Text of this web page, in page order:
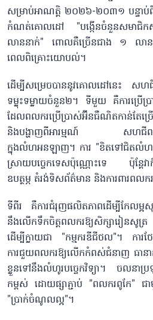
សម្រាប់អាណត្តិ ២០២៦-២០៣១ បន្ទា
កំណត់គោលដៅ "បង្កើនចំនួនសមា
លាននាក់" ពោលគឺច្រើនជាង ១ លានន
ពេលពិគ្រោះយោបល់។
ដើម្បីសម្រេចបាននូវគោលដៅនេះ
ទម្លុះទម្លាយចំនួន២។ ទីមួយ គឺការប្
ដែលពលករប្រើប្រាស់អ៊ីនធឺណិតកាន់តែច្
និងបង្ហាញពីអារម្មណ៍ សហជីពត្រូវតែ
ក្នុងលំហអនឡាញ។ ការ "ខិតទៅជិតលំ
ស្រាយបច្ចេកទេសប៉ុណ្ណោះទេ ប៉ុន្តែវាក៏
ឧបត្ថម្ភ តំរង់ទិសព័ត៌មាន និងការពារព
ទីពីរ គឺការជំរុញផលិតភាពដើម្បីកែលម្
នឹងលើកទឹកចិត្តពលករឱ្យសិក្សារៀនសូត្រ
ដើម្បីក្លាយជា "កម្មករឌីជីថល"។ ការថ
ការជួយពលករឱ្យលើកកំពស់ជំនាញ ធានា
ខ្លួនទៅនឹងលំហូរបច្ចេកវិទ្យា។ ចលនា
កម្ពស់ ដោយផ្សាភ្ជាប់ "ពលករពូកែ"
"ប្រាក់ចំណូលល្អ"។